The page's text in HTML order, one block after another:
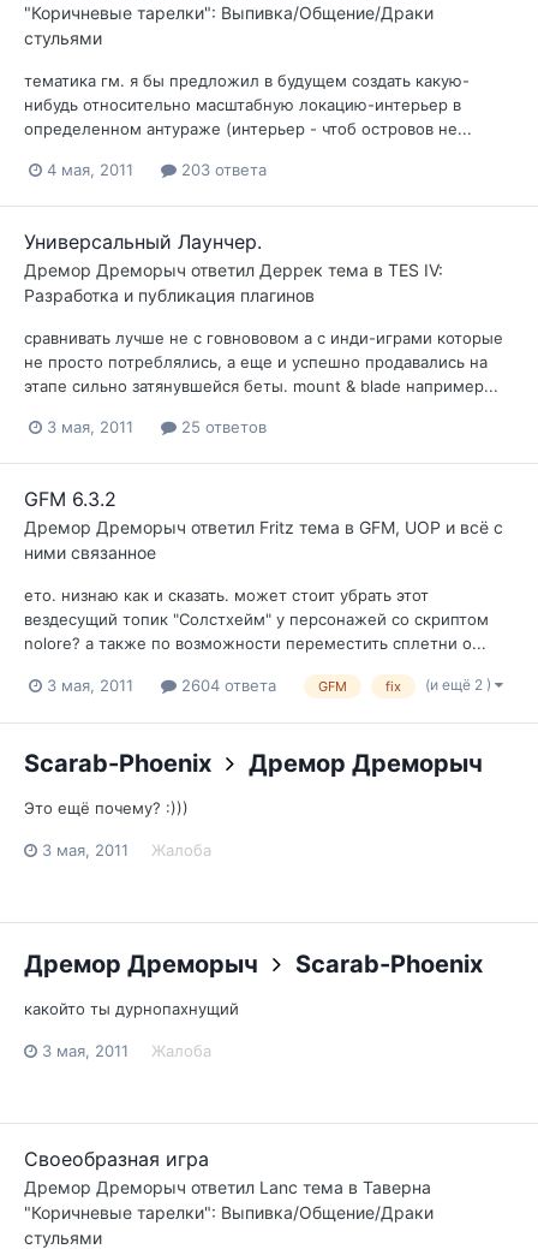
"Коричневые тарелки": Выпивка/Общение/Драки
стульями
тематика гм. я бы предложил в будущем создать какую-
нибудь относительно масштабную локацию-интерьер в
определенном антураже (интерьер - чтоб островов не...
4 мая, 2011 203 ответа
Универсальный Лаунчер.
Дремор Дреморыч ответил Деррек тема в TES IV:
Разработка и публикация плагинов
сравнивать лучше не с говнововом а с инди-играми которые
не просто потреблялись, а еще и успешно продавались на
этапе сильно затянувшейся беты. mount & blade например...
3 мая, 2011 25 ответов
GFM 6.3.2
Дремор Дреморыч ответил Fritz тема в GFM, UOP и всё с
ними связанное
ето. низнаю как и сказать. может стоит убрать этот
вездесущий топик "Солстхейм" у персонажей со скриптом
nolore? а также по возможности переместить сплетни о...
3 мая, 2011 2604 ответа GFM fix (и ещё 2 )
Scarab-Phoenix Дремор Дреморыч
Это ещё почему? :)))
3 мая, 2011 Жалоба
Дремор Дреморыч Scarab-Phoenix
какойто ты дурнопахнущий
3 мая, 2011 Жалоба
Своеобразная игра
Дремор Дреморыч ответил Lanc тема в Таверна
"Коричневые тарелки": Выпивка/Общение/Драки
стульями